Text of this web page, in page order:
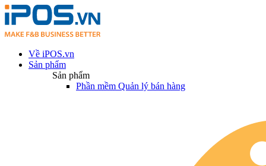
Về iPOS.vn
Sản phẩm
Sản phẩm
Phần mềm Quản lý bán hàng